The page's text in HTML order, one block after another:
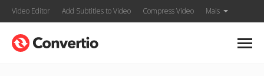
Video Editor Add Subtitles to Video Compress Video Mais